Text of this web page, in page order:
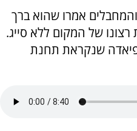
אמרו שהוא ברך
של המקום ללא סייג.
שנקראת תחנת